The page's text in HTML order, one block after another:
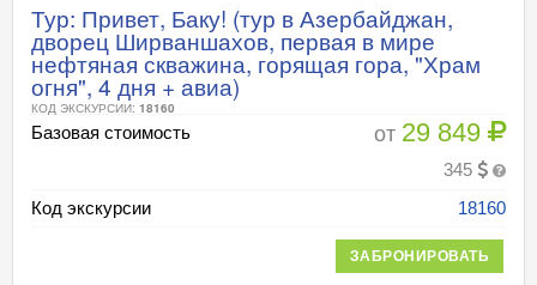
Тур: Привет, Баку! (тур в Азербайджан,
дворец Ширваншахов, первая в мире
нефтяная скважина, горящая гора, "Храм
огня", 4 дня + авиа)
КОД ЭКСКУРСИИ: 18160
Базовая стоимость от 29 849
345
Код экскурсии
18160
ЗАБРОНИРОВАТЬ